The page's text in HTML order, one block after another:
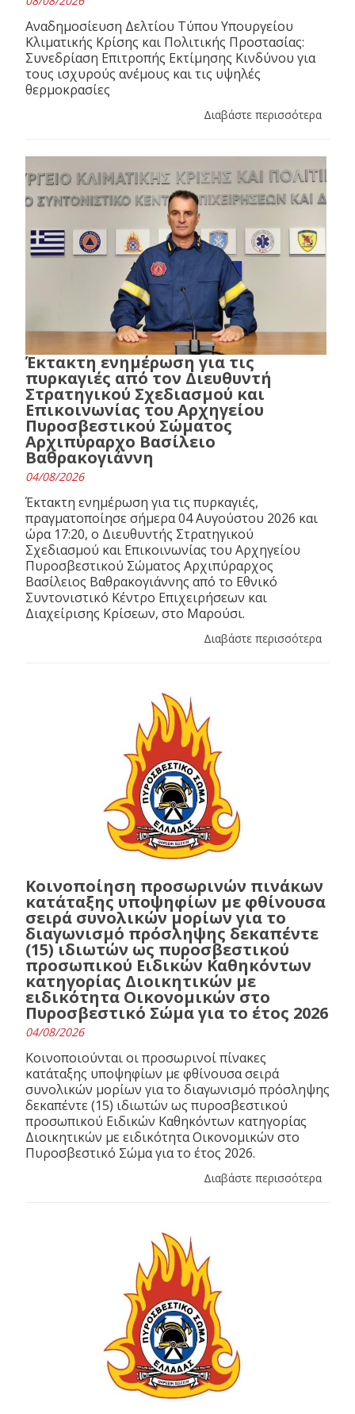
Αναδημοσίευση Δελτίου Τύπου Υπουργείου
Κλιματικής Κρίσης και Πολιτικής Προστασίας:
Συνεδρίαση Επιτροπής Εκτίμησης Κινδύνου για
τους ισχυρούς ανέμους και τις υψηλές
θερμοκρασίες
Διαβάστε περισσότερα
Έκτακτη ενημέρωση για τις
πυρκαγιές από τον Διευθυντή
Στρατηγικού Σχεδιασμού και
Επικοινωνίας του Αρχηγείου
Πυροσβεστικού Σώματος
Αρχιπύραρχο Βασίλειο
Βαθρακογιάννη
04/08/2026
Έκτακτη ενημέρωση για τις πυρκαγιές,
πραγματοποίησε σήμερα 04 Αυγούστου 2026 και
ώρα 17:20, ο Διευθυντής Στρατηγικού
Σχεδιασμού και Επικοινωνίας του Αρχηγείου
Πυροσβεστικού Σώματος Αρχιπύραρχος
Βασίλειος Βαθρακογιάννης από το Εθνικό
Συντονιστικό Κέντρο Επιχειρήσεων και
Διαχείρισης Κρίσεων, στο Μαρούσι.
Διαβάστε περισσότερα
Κοινοποίηση προσωρινών πινάκων
κατάταξης υποψηφίων με φθίνουσα
σειρά συνολικών μορίων για το
διαγωνισμό πρόσληψης δεκαπέντε
(15) ιδιωτών ως πυροσβεστικού
προσωπικού Ειδικών Καθηκόντων
κατηγορίας Διοικητικών με
ειδικότητα Οικονομικών στο
Πυροσβεστικό Σώμα για το έτος 2026
04/08/2026
Κοινοποιούνται οι προσωρινοί πίνακες
κατάταξης υποψηφίων με φθίνουσα σειρά
συνολικών μορίων για το διαγωνισμό πρόσληψης
δεκαπέντε (15) ιδιωτών ως πυροσβεστικού
προσωπικού Ειδικών Καθηκόντων κατηγορίας
Διοικητικών με ειδικότητα Οικονομικών στο
Πυροσβεστικό Σώμα για το έτος 2026.
Διαβάστε περισσότερα